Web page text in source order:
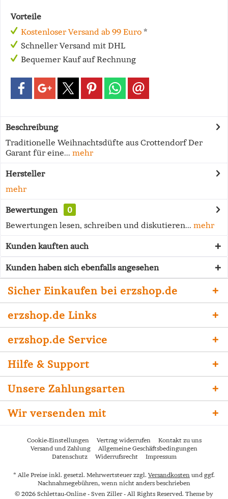
Vorteile
Kostenloser Versand ab 99 Euro *
Schneller Versand mit DHL
Bequemer Kauf auf Rechnung
Beschreibung
Traditionelle Weihnachtsdüfte aus Crottendorf Der
Garant für eine... mehr
Hersteller
mehr
Bewertungen
0
Bewertungen lesen, schreiben und diskutieren... mehr
Kunden kauften auch
Kunden haben sich ebenfalls angesehen
Sicher Einkaufen bei erzshop.de
erzshop.de Links
erzshop.de Service
Hilfe & Support
Unsere Zahlungsarten
Wir versenden mit
Cookie-Einstellungen Vertrag widerrufen
Kontakt zu uns
Versand und Zahlung
Allgemeine Geschäftsbedingungen
Datenschutz
Widerrufsrecht Impressum
* Alle Preise inkl. gesetzl. Mehrwertsteuer zzgl. Versandkosten und ggf.
Nachnahmegebühren, wenn nicht anders beschrieben
© 2026 Schlettau-Online - Sven Ziller - All Rights Reserved. Theme by